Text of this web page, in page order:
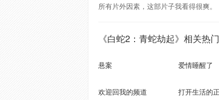
所有片外因素，这部片子我看得很爽。
《白蛇2：青蛇劫起》相关热
悬案 爱情睡醒了
欢迎回我的频道 打开生活的